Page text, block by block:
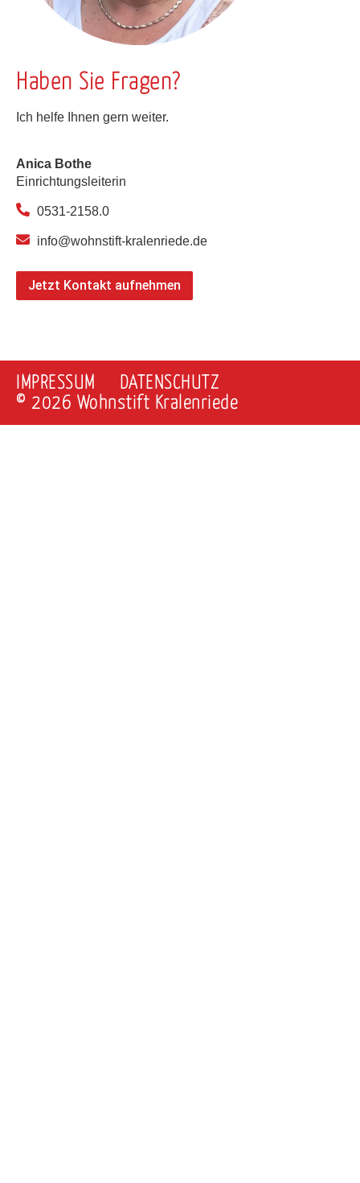
Haben Sie Fragen?
Ich helfe Ihnen gern weiter.
Anica Bothe
Einrichtungsleiterin
0531-2158.0
info@wohnstift-kralenriede.de
Jetzt Kontakt aufnehmen
© 2026 Wohnstift Kralenriede
IMPRESSUM DATENSCHUTZ